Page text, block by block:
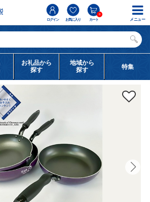
ログイン お気に入り カート
0
お礼品から
探す
地域から
探す
特集
メニュー